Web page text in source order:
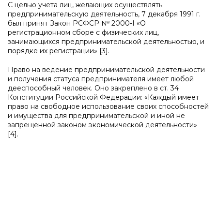
С целью учета лиц, желающих осуществлять
предпринимательскую деятельность, 7 декабря 1991 г.
был принят Закон РСФСР № 2000-I «О
регистрационном сборе с физических лиц,
занимающихся предпринимательской деятельностью, и
порядке их регистрации» [3].
Право на ведение предпринимательской деятельности
и получения статуса предпринимателя имеет любой
дееспособный человек. Оно закреплено в ст. 34
Конституции Российской Федерации: «Каждый имеет
право на свободное использование своих способностей
и имущества для предпринимательской и иной не
запрещенной законом экономической деятельности»
[4].